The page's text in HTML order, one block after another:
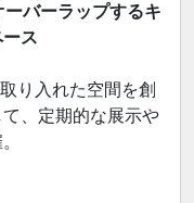
バーラップするキ
ス
り入れた空間を創
、定期的な展示や